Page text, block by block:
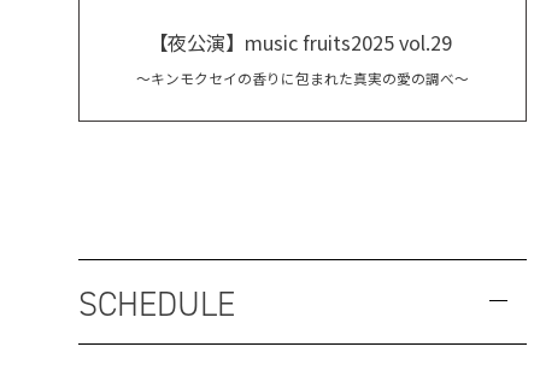
【夜公演】music fruits2025 vol.29 ​
～キンモクセイの香りに包まれた真実の愛の調べ～
SCHEDULE